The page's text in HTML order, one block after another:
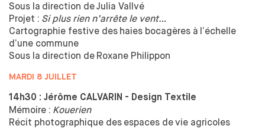
Sous la direction deJulia Vallvé
Projet : Si plus rien n’arrête le vent…
Cartographie festive des haies bocagères à l’échelle
d’une commune
Sous la direction de Roxane Philippon
MARDI 8 JUILLET
14h30 : Jérôme CALVARIN - Design Textile
Mémoire : Kouerien
Récit photographique des espaces devie agricoles